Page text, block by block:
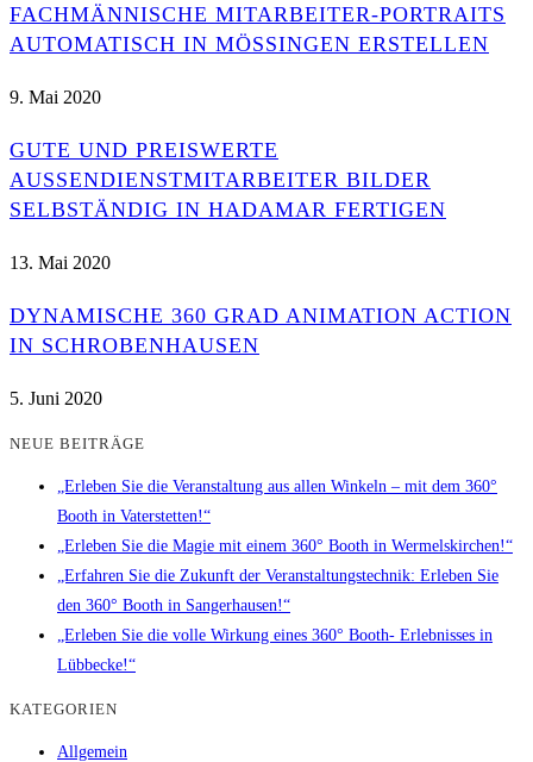
FACHMÄNNISCHE MITARBEITER-PORTRAITS
AUTOMATISCH IN MÖSSINGEN ERSTELLEN
9. Mai 2020
GUTE UND PREISWERTE
AUSSENDIENSTMITARBEITER BILDER S
ELBSTÄNDIG IN HADAMAR FERTIGEN
13. Mai 2020
DYNAMISCHE 360 GRAD ANIMATION ACTION
IN SCHROBENHAUSEN
5. Juni 2020
NEUE BEITRÄGE
„Erleben Sie die Veranstaltung aus allen Winkeln – mit dem 360°
Booth in Vaterstetten!“
„Erleben Sie die Magie mit einem 360° Booth in Wermelskirchen!“
„Erfahren Sie die Zukunft der Veranstaltungstechnik: Erleben Sie
den 360° Booth in Sangerhausen!“
„Erleben Sie die volle Wirkung eines 360° Booth- Erlebnisses in
Lübbecke!“
KATEGORIEN
Allgemein